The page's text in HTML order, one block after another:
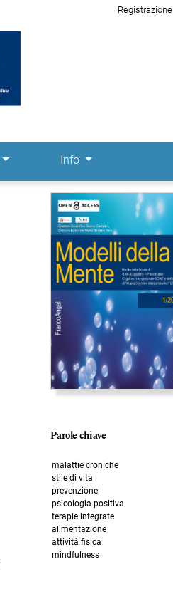
Registrazione
Info
Immagine di copertina
Parole chiave
malattie croniche
stile di vita
prevenzione
psicologia positiva
terapie integrate
alimentazione
attività fisica
mindfulness